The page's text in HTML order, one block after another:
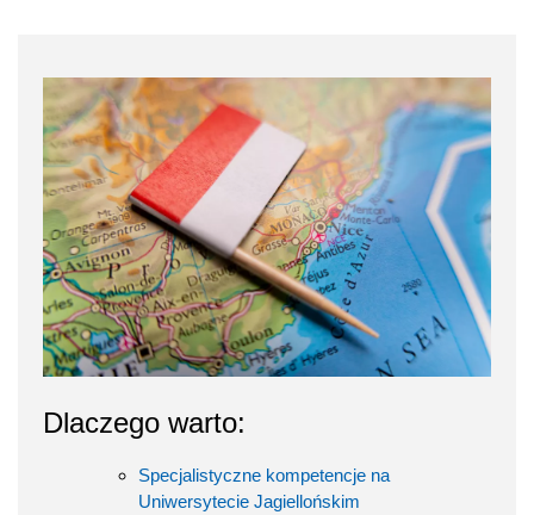
Dlaczego warto:
Specjalistyczne kompetencje na
Uniwersytecie Jagiellońskim